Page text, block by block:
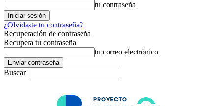
tu contraseña
¿Olvidaste tu contraseña?
Recuperación de contraseña
Recupera tu contraseña
tu correo electrónico
Buscar